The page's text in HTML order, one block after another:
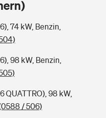
für deine Kids
74 kW, Benzin,
98 kW, Benzin,
QUATTRO), 98 kW,
/ 506)